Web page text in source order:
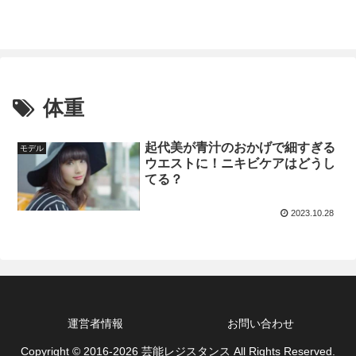
体重
モデル
起代美が青汁のおかげで細すぎる
ウエストに！ニキビケアはどうし
てる？
2023.10.28
運営者情報 お問い合わせ
Copyright © 2016-2026 芸能レジスタンス All Rights Reserved.